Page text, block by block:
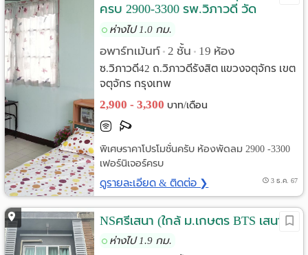
ครบ 2900-3300 รพ.วิภาวดี วัด
เสมียนนารี จตุจักร
ห่างไป 1.0 กม.
อพาร์ทเม้นท์ • 2 ชั้น • 19 ห้อง
ซ.วิภาวดี42 ถ.วิภาวดีรังสิต แขวงจตุจักร เขต
จตุจักร กรุงเทพ
2,900 - 3,300 บาท/เดือน
พิเศษราคาโปรโมชั่นครับ ห้องพัดลม 2900 -3300
เฟอร์นิเจอร์ครบ
ดูรายละเอียด & ติดต่อ ❯ 3 ธ.ค. 67
NSศรีเสนา (ใกล้ ม.เกษตร BTS เสนา)
ห่างไป 1.9 กม.